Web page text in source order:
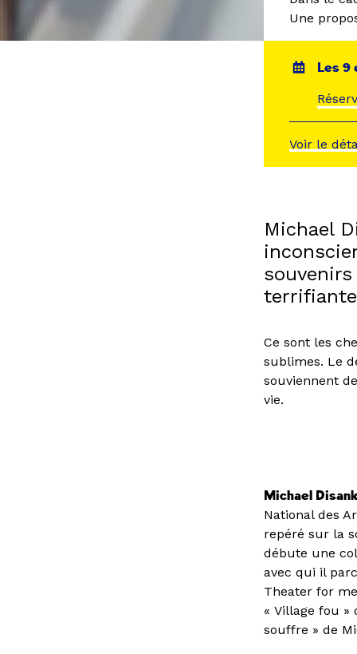
Une
Les 9
Voir le
Michael
Ce sont les
sublimes. Le
souviennent
vie.
Michael
National des
repéré sur la
débute une
avec qui il
Theater for
« Village fou »
souffre » de